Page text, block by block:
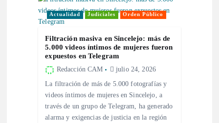
Actualidad Judiciales Orden Público
Filtración masiva en Sincelejo: más de
5.000 videos íntimos de mujeres fueron
expuestos en Telegram
Redacción CAM julio 24, 2026
La filtración de más de 5.000 fotografías y
videos íntimos de mujeres en Sincelejo, a
través de un grupo de Telegram, ha generado
alarma y exigencias de justicia en la región